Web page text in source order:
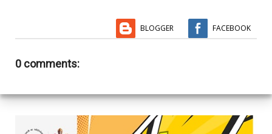
BLOGGER FACEBOOK
0 comments: